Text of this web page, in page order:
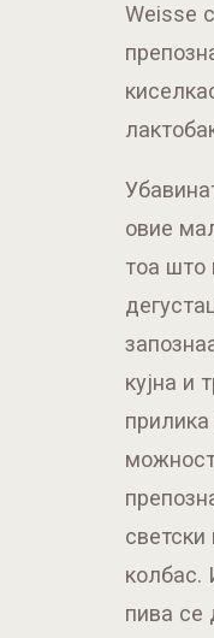
Weisse
овие
тоа што
кујна и
колбас.
пива се